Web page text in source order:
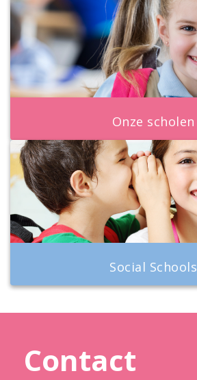
Onze scholen
Social Schools
Contact